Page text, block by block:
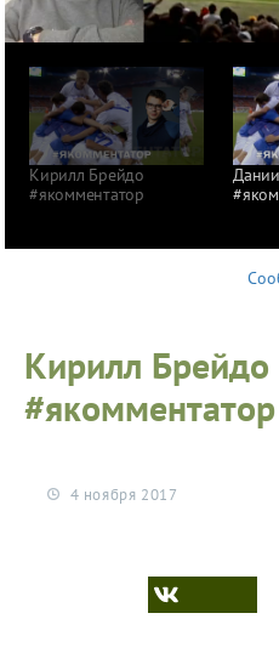
Кирилл Брейдо
#якомментатор
Кирилл Брейдо
#якомментатор
4 ноября 2017